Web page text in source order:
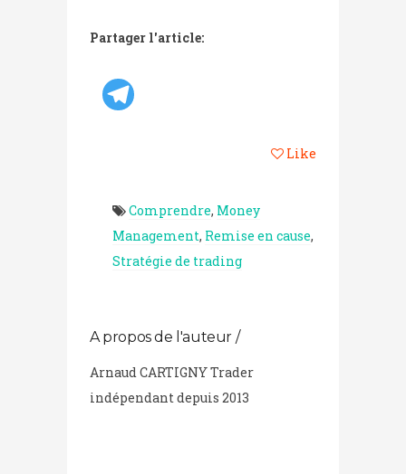
Partager l'article:
Like
Comprendre, Money
Management, Remise en cause,
Stratégie de trading
A propos de l'auteur /
Arnaud CARTIGNY Trader
indépendant depuis 2013